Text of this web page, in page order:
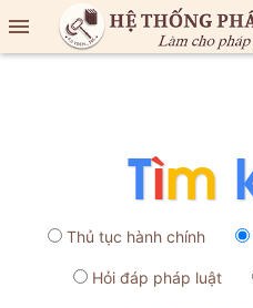

Thủ tục hành chính
Hỏi đáp pháp luật